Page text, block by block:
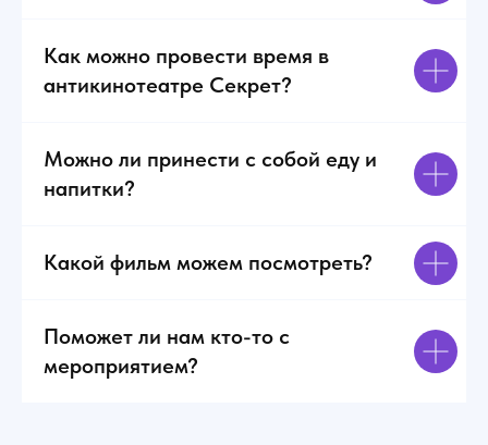
Как можно провести время в
антикинотеатре Секрет?
Можно ли принести с собой еду и
напитки?
Какой фильм можем посмотреть?
Поможет ли нам кто-то с
мероприятием?